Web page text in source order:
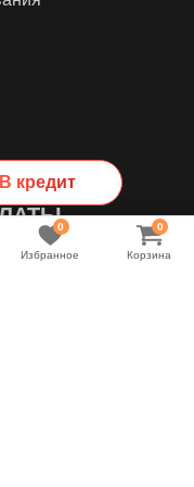
В кредит
0
Избранное
0
Корзина